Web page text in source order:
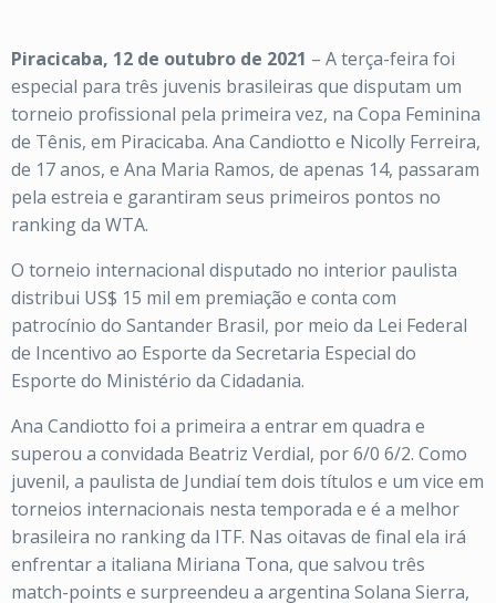
Piracicaba, 12 de outubro de 2021 – A terça-feira foi
especial para três juvenis brasileiras que disputam um
torneio profissional pela primeira vez, na Copa Feminina
de Tênis, em Piracicaba. Ana Candiotto e Nicolly Ferreira,
de 17 anos, e Ana Maria Ramos, de apenas 14, passaram
pela estreia e garantiram seus primeiros pontos no
ranking da WTA.
O torneio internacional disputado no interior paulista
distribui US$ 15 mil em premiação e conta com
patrocínio do Santander Brasil, por meio da Lei Federal
de Incentivo ao Esporte da Secretaria Especial do
Esporte do Ministério da Cidadania.
Ana Candiotto foi a primeira a entrar em quadra e
superou a convidada Beatriz Verdial, por 6/0 6/2. Como
juvenil, a paulista de Jundiaí tem dois títulos e um vice em
torneios internacionais nesta temporada e é a melhor
brasileira no ranking da ITF. Nas oitavas de final ela irá
enfrentar a italiana Miriana Tona, que salvou três
match-points e surpreendeu a argentina Solana Sierra,